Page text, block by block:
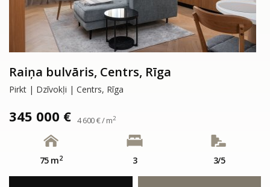
Raiņa bulvāris, Centrs, Rīga
Pirkt | Dzīvokļi | Centrs, Rīga
345 000 € 4 600 € / m2
75 m2 3 3/5